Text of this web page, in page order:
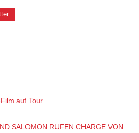
auf Tour
SALOMON RUFEN CHARGE VON